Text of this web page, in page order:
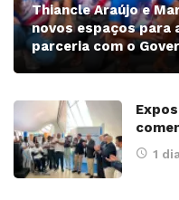
Thiancle Araújo e
novos espaços para
parceria com o
1